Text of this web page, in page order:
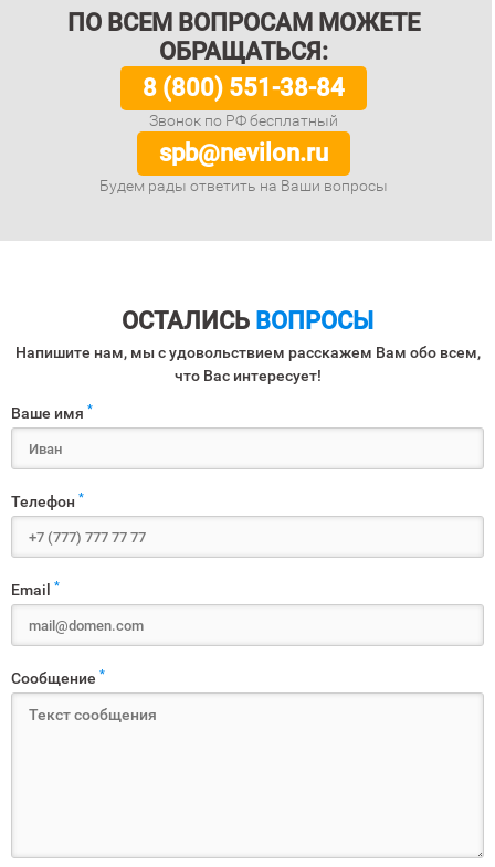
ПО ВСЕМ ВОПРОСАМ МОЖЕТЕ
ОБРАЩАТЬСЯ:
8 (800) 551-38-84
Звонок по РФ бесплатный
spb@nevilon.ru
Будем рады ответить на Ваши вопросы
ОСТАЛИСЬ ВОПРОСЫ
Напишите нам, мы с удовольствием расскажем Вам обо всем,
что Вас интересует!
Ваше имя *
Телефон *
Email *
Сообщение *